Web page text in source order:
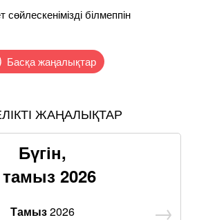
сөйлескенімізді білмеппін
Басқа жаңалықтар
ЖАҢАЛЫҚТАР
Бүгін,
2026
Тамыз2026